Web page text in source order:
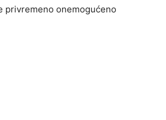
privremeno onemogućeno